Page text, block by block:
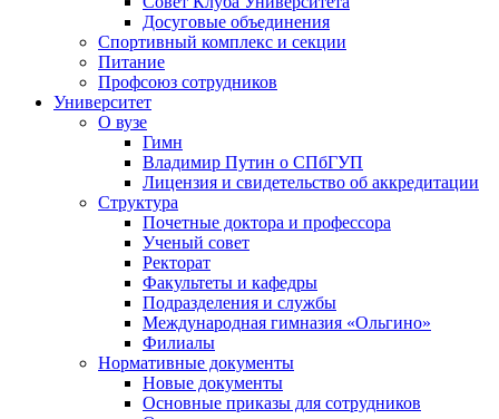
Досуговые объединения
Спортивный комплекс и секции
Питание
Профсоюз сотрудников
Университет
О вузе
Гимн
Владимир Путин о СПбГУП
Лицензия и свидетельство об аккредитации
Структура
Почетные доктора и профессора
Ученый совет
Ректорат
Факультеты и кафедры
Подразделения и службы
Международная гимназия «Ольгино»
Филиалы
Нормативные документы
Новые документы
Основные приказы для сотрудников